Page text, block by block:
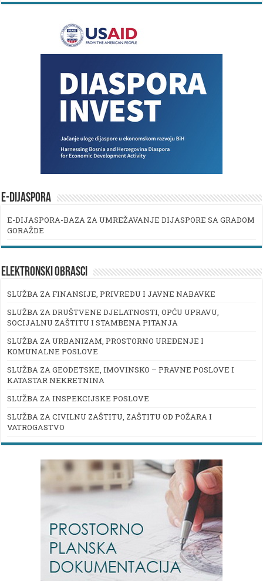
E-DIJASPORA
E-DIJASPORA-BAZA ZA UMREŽAVANJE DIJASPORE SA GRADOM
GORAŽDE
ELEKTRONSKI OBRASCI
SLUŽBA ZA FINANSIJE, PRIVREDU I JAVNE NABAVKE
SLUŽBA ZA DRUŠTVENE DJELATNOSTI, OPĆU UPRAVU,
SOCIJALNU ZAŠTITU I STAMBENA PITANJA
SLUŽBA ZA URBANIZAM, PROSTORNO UREĐENJE I
KOMUNALNE POSLOVE
SLUŽBA ZA GEODETSKE, IMOVINSKO – PRAVNE POSLOVE I
KATASTAR NEKRETNINA
SLUŽBA ZA INSPEKCIJSKE POSLOVE
SLUŽBA ZA CIVILNU ZAŠTITU, ZAŠTITU OD POŽARA I
VATROGASTVO